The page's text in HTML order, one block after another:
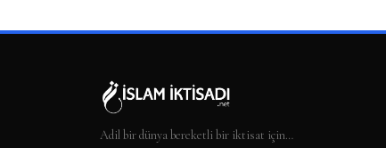
Adil bir dünya bereketli bir iktisat için…